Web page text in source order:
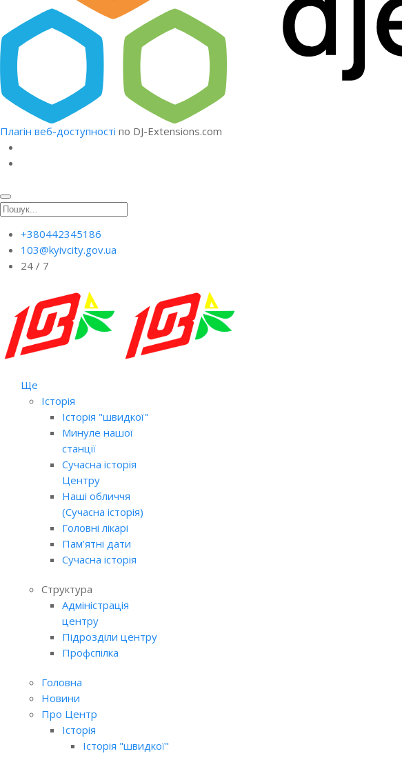
Плагін веб-доступності по DJ-Extensions.com
+380442345186
103@kyivcity.gov.ua
24 / 7
Ще
Історія
Історія "швидкої"
Минуле нашої
станції
Сучасна історія
Центру
Наші обличчя
(Сучасна історія)
Головні лікарі
Пам’ятні дати
Сучасна історія
Структура
Адміністрація
центру
Підрозділи центру
Профспілка
Головна
Новини
Про Центр
Історія
Історія "швидкої"